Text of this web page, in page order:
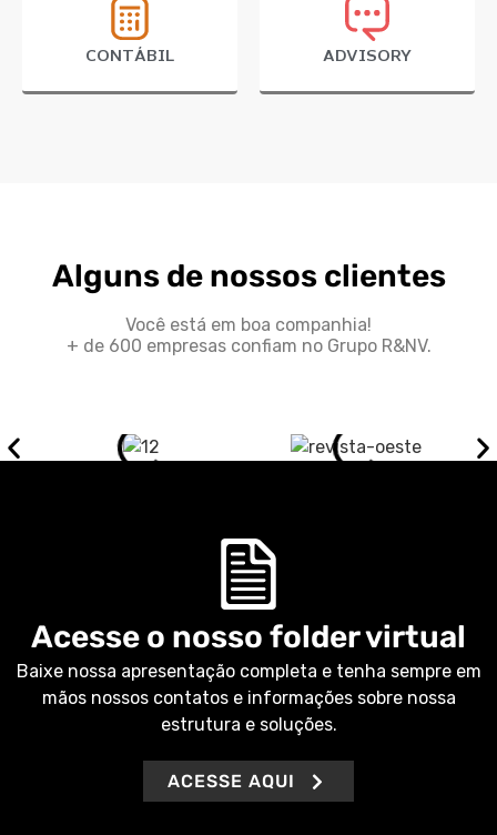
CONTÁBIL ADVISORY
Alguns de nossos clientes
Você está em boa companhia!
+ de 600 empresas confiam no Grupo R&NV.
Acesse o nosso folder virtual
Baixe nossa apresentação completa e tenha sempre em
mãos nossos contatos e informações sobre nossa
estrutura e soluções.
ACESSE AQUI